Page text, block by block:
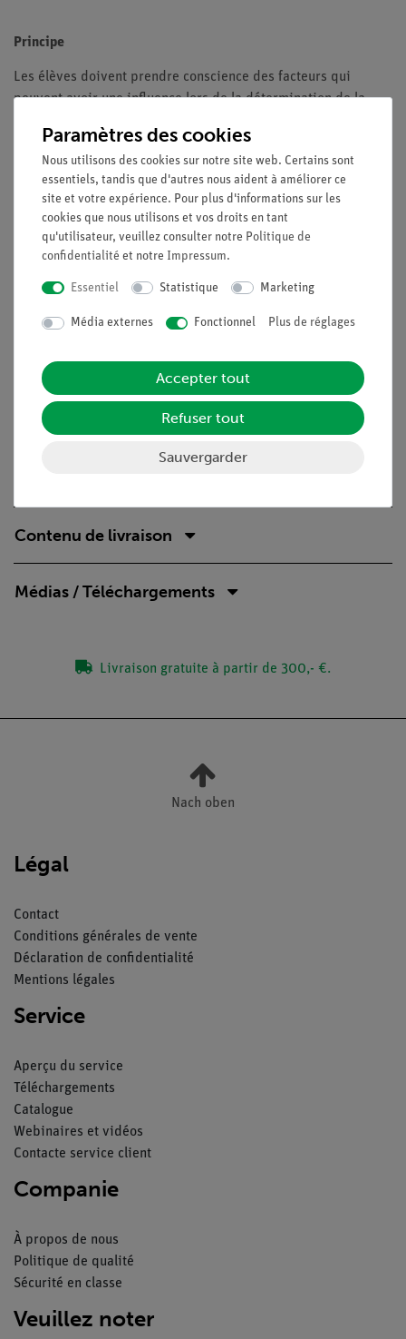
Principe
Les élèves doivent prendre conscience des facteurs qui
peuvent avoir une influence lors de la détermination de la
champ magnétique terrestre.
Avantages
Expérience simple et rapide pour la compréhension
qualitative des phénomènes magnétiques
d'un modèle.
Déterminer la direction à l'aide d'une boussole.
Étudiez dans quelle mesure les grands corps de fer
peuvent déformer la direction indiquée par une
contours de la surface du modèle terrestre.
Contenu de livraison
Médias / Téléchargements
Livraison gratuite à partir de 300,- €.
Nach oben
Légal
Contact
Conditions générales de vente
Déclaration de confidentialité
Mentions légales
Service
Aperçu du service
Téléchargements
Catalogue
Webinaires et vidéos
Contacte service client
Companie
À propos de nous
Politique de qualité
Sécurité en classe
Veuillez noter
Paramètres des cookies
Nous utilisons des cookies sur notre site web. Certains sont
essentiels, tandis que d'autres nous aident à améliorer ce
site et votre expérience. Pour plus d'informations sur les
cookies que nous utilisons et vos droits en tant
qu'utilisateur, veuillez consulter notre Politique de
confidentialité et notre Impressum.
Essentiel Statistique Marketing
Média externes Fonctionnel Plus de réglages
Accepter tout
Refuser tout
Sauvergarder